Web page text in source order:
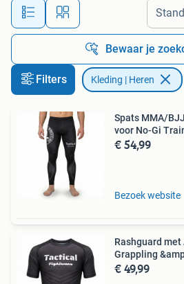
Alle afstanden…
Bewaar je
Filters Kleding | Heren
Spats MMA/
voor No-Gi
€ 54,99
Bezoek website
Rashguard
Grappling
€ 49,99